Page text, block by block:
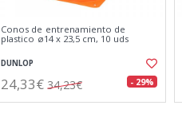
Conos de entrenamiento de
plastico ø14 x 23,5 cm, 10 uds
DUNLOP
24,33€ 34,23€ - 29%